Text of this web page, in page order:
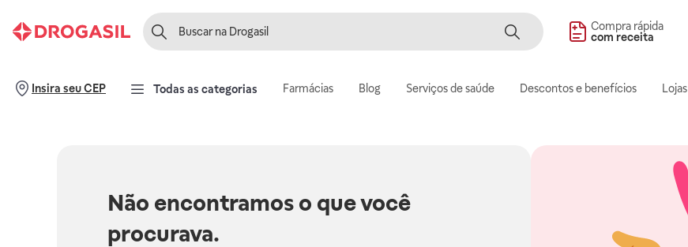
Compra rápida
com receita
Insira seu CEP Todas as categorias Farmácias Blog Serviços de saúde Descontos e benefícios
Não encontramos o que você
procurava.